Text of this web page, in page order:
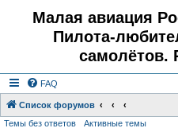
Малая авиация
Пилота-
самолётов.
FAQ
Список форумов
Темы без ответов Активные темы